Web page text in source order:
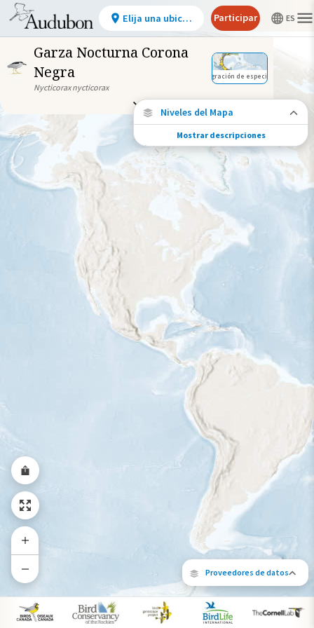
Garza Nocturna Corona
Negra
Nycticorax nycticorax
Migración de especies
Proveedores de datos
Niveles del Mapa
Conexiones de especies
Elija cualquier ubicación en el mapa para
ver dónde más se han vuelto a encontrar
aves marcadas de esta especie.
Ubicaciones con disponibilidad
Ubicaciones conectadas
Gama de especies por estación
Gama de verano
Rango de invierno
Rango a lo largo del año
Mostrar descripciones
Elija una ubicación Participar